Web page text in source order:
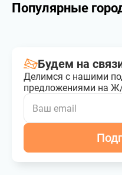
Популярные
Будем на
Делимся с нашими
предложениями на